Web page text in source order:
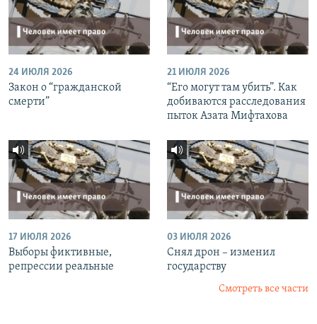
24 ИЮЛЯ 2026
Закон о “гражданской
смерти”
21 ИЮЛЯ 2026
“Его могут там убить”. Как
добиваются расследования
пыток Азата Мифтахова
17 ИЮЛЯ 2026
Выборы фиктивные,
репрессии реальные
03 ИЮЛЯ 2026
Снял дрон – изменил
государству
Смотреть все части